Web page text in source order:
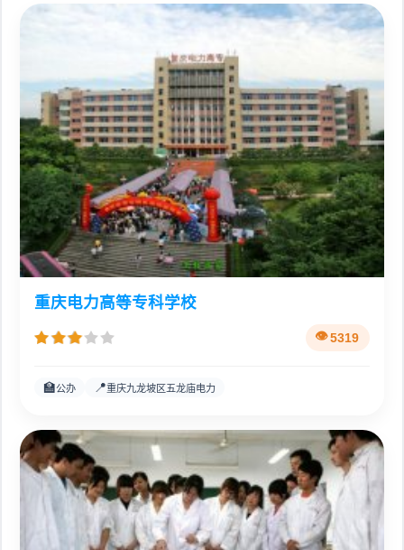
重庆电力高等专科学校
5319
🏫公办 📍重庆九龙坡区五龙庙电力